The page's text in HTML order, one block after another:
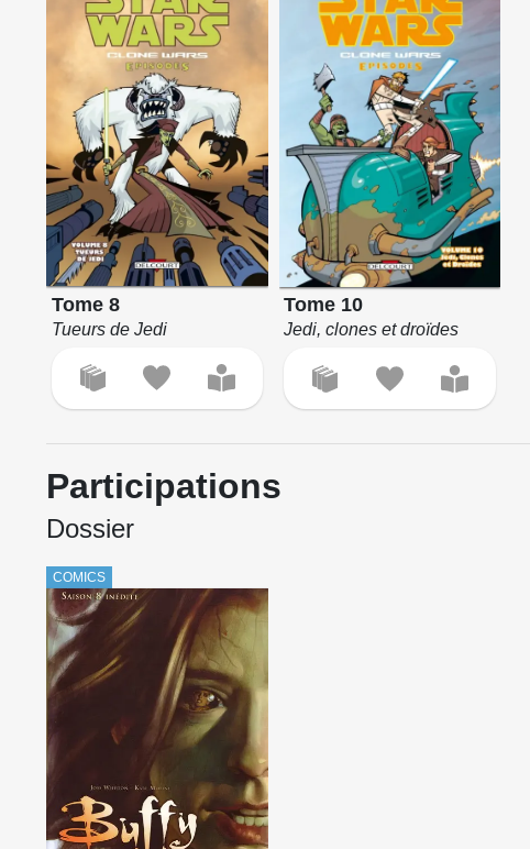
Tome 8
Tueurs de Jedi
Tome 10
Jedi, clones et droïdes
Participations
Dossier
COMICS